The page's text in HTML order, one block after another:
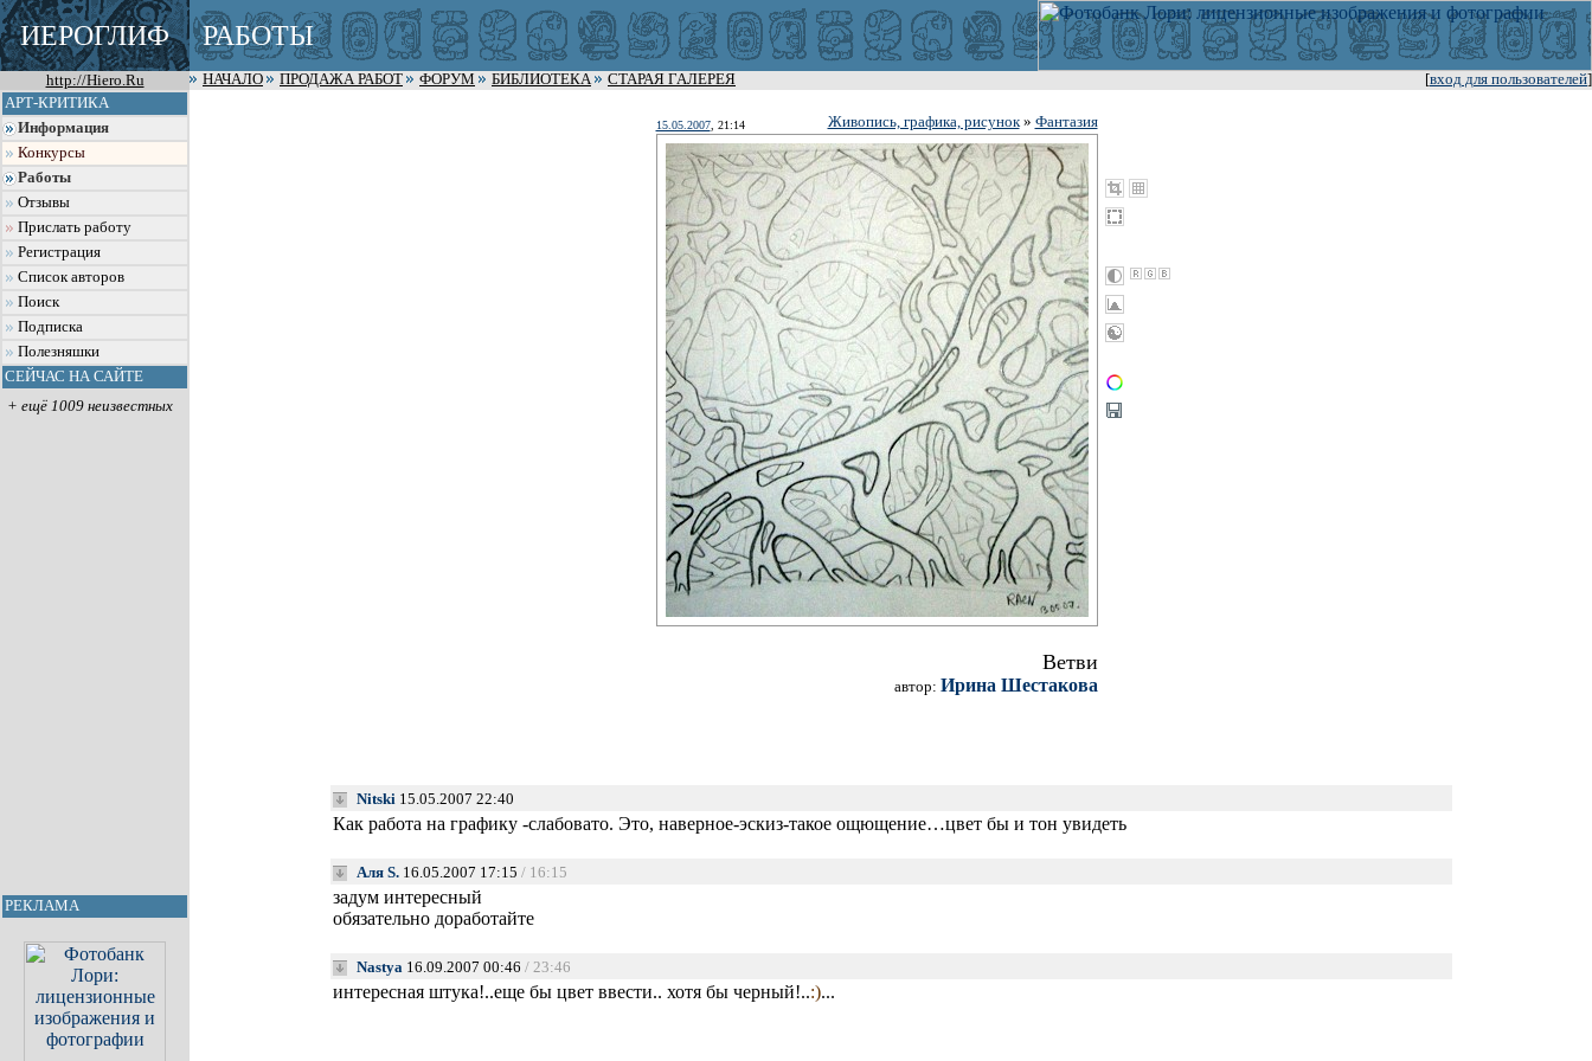
ИЕРОГЛИФ РАБОТЫ
http://Hiero.Ru [вход для пользователей]
НАЧАЛО ПРОДАЖА РАБОТ ФОРУМ БИБЛИОТЕКА
СТАРАЯ ГАЛЕРЕЯ
АРТ-КРИТИКА
Информация
Конкурсы
Работы
Отзывы
Прислать работу
Регистрация
Список авторов
Поиск
Подписка
Полезняшки
СЕЙЧАС НА САЙТЕ
+ ещё 1009 неизвестных
РЕКЛАМА
15.05.2007, 21:14 Живопись, графика, рисунок» Фантазия
Ветви
автор: Ирина Шестакова
Nitski15.05.2007 22:40
Как работа на графику -слабовато. Это, наверное-эскиз-такое ощющение…цвет бы и тон увидеть
Аля S.16.05.2007 17:15 / 16:15
задум интересный
обязательно доработайте
Nastya16.09.2007 00:46 / 23:46
интересная штука!..еще бы цвет ввести.. хотя бы черный!..:)...